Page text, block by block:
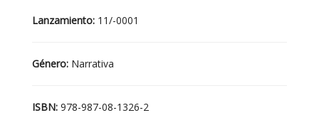
Lanzamiento: 11/-0001
Género: Narrativa
ISBN: 978-987-08-1326-2